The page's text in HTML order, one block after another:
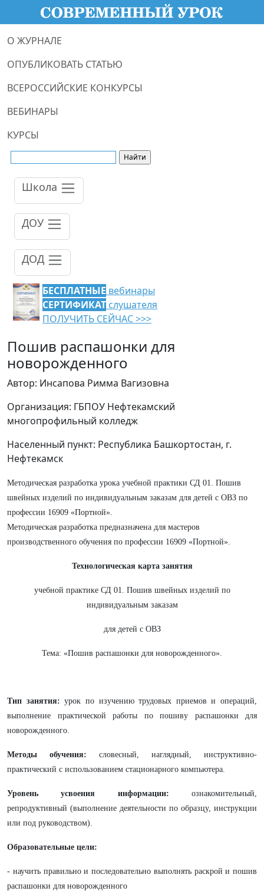
О ЖУРНАЛЕ
ОПУБЛИКОВАТЬ СТАТЬЮ
ВСЕРОССИЙСКИЕ КОНКУРСЫ
ВЕБИНАРЫ
КУРСЫ
Школа
ДОУ
ДОД
БЕСПЛАТНЫЕ вебинары
СЕРТИФИКАТ слушателя
ПОЛУЧИТЬ СЕЙЧАС >>>
Пошив распашонки для
новорожденного
Автор: Инсапова Римма Вагизовна
Организация: ГБПОУ Нефтекамский
многопрофильный колледж
Населенный пункт: Республика Башкортостан, г.
Нефтекамск
Методическая разработка урока учебной практики СД 01. Пошив
швейных изделий по индивидуальным заказам для детей с ОВЗ по
профессии 16909 «Портной».
Методическая разработка предназначена для мастеров
производственного обучения по профессии 16909 «Портной».
Технологическая карта занятия
учебной практике СД 01. Пошив швейных изделий по
индивидуальным заказам
для детей с ОВЗ
Тема: «Пошив распашонки для новорожденного».
Тип занятия:урок по изучению трудовых приемов и операций,
выполнение практической работы по пошиву распашонки для
новорожденного.
Методы обучения: словесный, наглядный, инструктивно-
практический с использованием стационарного компьютера.
Уровень усвоения информации: ознакомительный,
репродуктивный (выполнение деятельности по образцу, инструкции
или под руководством).
Образовательные цели:
- научить правильно и последовательно выполнять раскрой и пошив
распашонки для новорожденного